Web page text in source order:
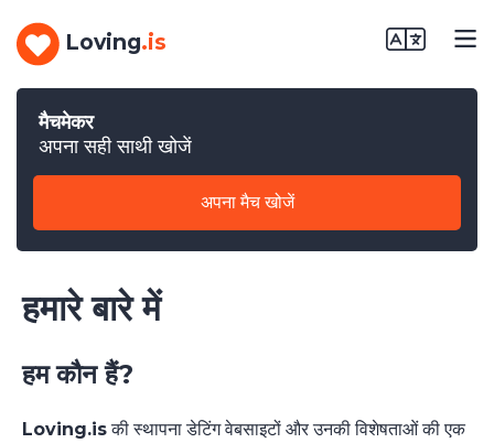
Loving.is
मैचमेकर
अपना सही साथी खोजें
अपना मैच खोजें
हमारे बारे में
हम कौन हैं?
Loving.isकी स्थापना डेटिंग वेबसाइटों और उनकी विशेषताओं की एक